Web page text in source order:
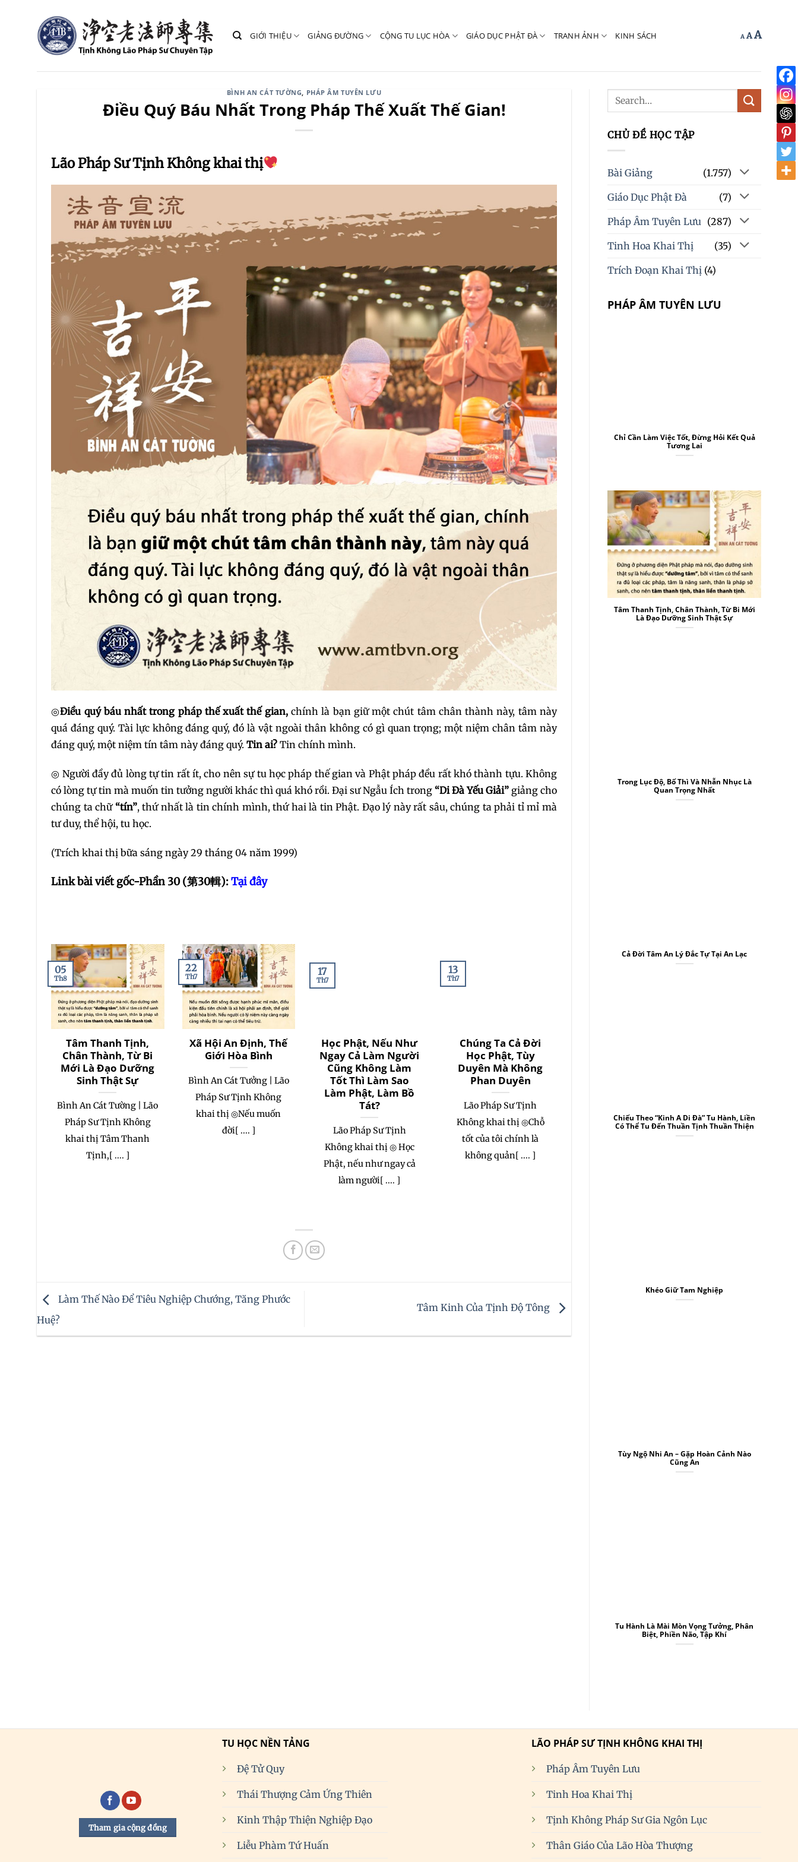
GIỚI THIỆU GIẢNG ĐƯỜNG CỘNG TU LỤC HÒA GIÁO DỤC PHẬT ĐÀ TRANH ẢNH KINH SÁCH A Decrease
A Reset
A
size.
BÌNH AN CÁT TƯỜNG, PHÁP ÂM TUYÊN LƯU
Điều Quý Báu Nhất Trong Pháp Thế Xuất Thế Gian!
Lão Pháp Sư Tịnh Không khai thị
◎Điều quý báu nhất trong pháp thế xuất thế gian,chính là bạn giữ một chút tâm chân thành này, tâm này
quá đáng quý. Tài lực không đáng quý, đó là vật ngoài thân không có gì quan trọng; một niệm chân tâm này
đáng quý, một niệm tín tâm này đáng quý. Tin ai? Tin chính mình.
◎ Người đầy đủ lòng tự tin rất ít, cho nên sự tu học pháp thế gian và Phật pháp đều rất khó thành tựu. Không
có lòng tự tin mà muốn tin tưởng người khác thì quá khó rồi. Đại sư Ngẫu Ích trong “Di Đà Yếu Giải” giảng cho
chúng ta chữ “tín”, thứ nhất là tin chính mình, thứ hai là tin Phật. Đạo lý này rất sâu, chúng ta phải tỉ mỉ mà
tư duy, thể hội, tu học.
(Trích khai thị bữa sáng ngày 29 tháng 04 năm 1999)
Link bài viết gốc-Phần 30 (第30輯):Tại đây
Tâm Thanh Tịnh,
Chân Thành, Từ Bi
Mới Là Đạo Dưỡng
Sinh Thật Sự
Bình An Cát Tường | Lão
Pháp Sư Tịnh Không
khai thị Tâm Thanh
Tịnh,[ .... ]
05
Th8
Xã Hội An Định, Thế
Giới Hòa Bình
Bình An Cát Tưởng | Lão
Pháp Sư Tịnh Không
khai thị ◎Nếu muốn
đời[ .... ]
22
Th7
Học Phật, Nếu Như
Ngay Cả Làm Người
Cũng Không Làm
Tốt Thì Làm Sao
Làm Phật, Làm Bồ
Tát?
Lão Pháp Sư Tịnh
Không khai thị ◎ Học
Phật, nếu như ngay cả
làm người[ .... ]
17
Th7
Chúng Ta Cả Đời
Học Phật, Tùy
Duyên Mà Không
Phan Duyên
Lão Pháp Sư Tịnh
Không khai thị ◎Chỗ
tốt của tôi chính là
không quản[ .... ]
13
Th7
Lão Pháp Sư Tịnh
thật sự học tập
Làm Thế Nào Để Tiêu Nghiệp Chướng, Tăng Phước
Huệ?
Tâm Kinh Của Tịnh Độ Tông
CHỦ ĐỀ HỌC TẬP
Bài Giảng (1.757)
Giáo Dục Phật Đà (7)
Pháp Âm Tuyên Lưu (287)
Tinh Hoa Khai Thị (35)
Trích Đoạn Khai Thị (4)
PHÁP ÂM TUYÊN LƯU
Chỉ Cần Làm Việc Tốt, Đừng Hỏi Kết Quả
Tương Lai
Tâm Thanh Tịnh, Chân Thành, Từ Bi Mới
Là Đạo Dưỡng Sinh Thật Sự
Trong Lục Độ, Bố Thì Và Nhẫn Nhục Là
Quan Trọng Nhất
Cả Đời Tâm An Lý Đắc Tự Tại An Lạc
Chiếu Theo “Kinh A Di Đà” Tu Hành, Liền
Có Thể Tu Đến Thuần Tịnh Thuần Thiện
Khéo Giữ Tam Nghiệp
Tùy Ngộ Nhi An – Gặp Hoàn Cảnh Nào
Cũng An
Tu Hành Là Mài Mòn Vọng Tưởng, Phân
Biệt, Phiền Não, Tập Khí
Tham gia cộng đồng
TU HỌC NỀN TẢNG
Đệ Tử Quy
Thái Thượng Cảm Ứng Thiên
Kinh Thập Thiện Nghiệp Đạo
Liễu Phàm Tứ Huấn
LÃO PHÁP SƯ TỊNH KHÔNG KHAI THỊ
Pháp Âm Tuyên Lưu
Tinh Hoa Khai Thị
Tịnh Không Pháp Sư Gia Ngôn Lục
Thân Giáo Của Lão Hòa Thượng